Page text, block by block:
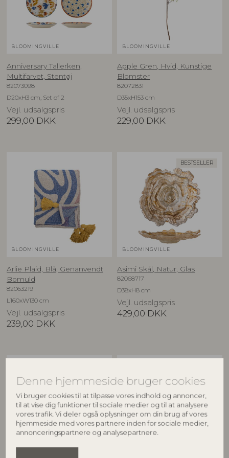
Denne hjemmeside bruger cookies
Vi bruger cookies til at tilpasse vores indhold og annoncer,
til at vise dig funktioner til sociale medier og til at analysere
vores trafik. Vi deler også oplysninger om din brug af vores
hjemmeside med vores partnere inden for sociale medier,
annonceringspartnere og analysepartnere.
BLOOMINGVILLE
Anniversary Tallerken,
Multifarvet, Stentøj
82073098
D20xH3 cm, Set of 2
Vejl. udsalgspris
299,00 DKK
BLOOMINGVILLE
Apple Gren, Hvid, Kunstige
Blomster
82072831
D35xH153 cm
Vejl. udsalgspris
229,00 DKK
BLOOMINGVILLE
Arlie Plaid, Blå, Genanvendt
Bomuld
82063219
L160xW130 cm
Vejl. udsalgspris
239,00 DKK
BESTSELLER
BLOOMINGVILLE
Asimi Skål, Natur, Glas
82068717
D38xH8 cm
Vejl. udsalgspris
429,00 DKK